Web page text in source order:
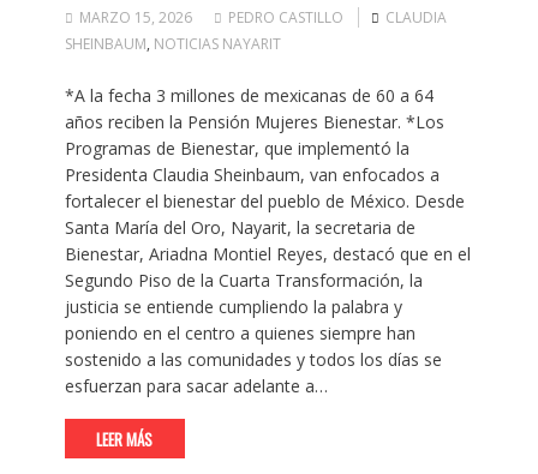
MARZO 15, 2026 PEDRO CASTILLO
CLAUDIA
SHEINBAUM, NOTICIAS NAYARIT
*A la fecha 3 millones de mexicanas de 60 a 64
años reciben la Pensión Mujeres Bienestar. *Los
Programas de Bienestar, que implementó la
Presidenta Claudia Sheinbaum, van enfocados a
fortalecer el bienestar del pueblo de México. Desde
Santa María del Oro, Nayarit, la secretaria de
Bienestar, Ariadna Montiel Reyes, destacó que en el
Segundo Piso de la Cuarta Transformación, la
justicia se entiende cumpliendo la palabra y
poniendo en el centro a quienes siempre han
sostenido a las comunidades y todos los días se
esfuerzan para sacar adelante a…
LEER MÁS